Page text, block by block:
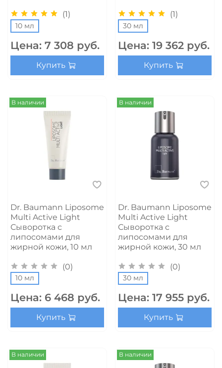
(1)
10 мл
Цена: 7 308 руб.
Купить
(1)
30 мл
Цена: 19 362 руб.
Купить
В наличии
Dr. Baumann Liposome
Multi Active Light
Сыворотка с
липосомами для
жирной кожи, 10 мл
(0)
10 мл
Цена: 6 468 руб.
Купить
В наличии
Dr. Baumann Liposome
Multi Active Light
Сыворотка с
липосомами для
жирной кожи, 30 мл
(0)
30 мл
Цена: 17 955 руб.
Купить
В наличии В наличии